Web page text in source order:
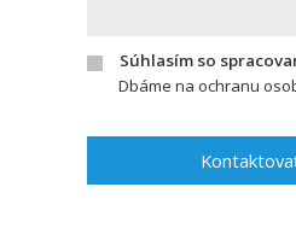
Súhlasím so
Dbáme na ochranu